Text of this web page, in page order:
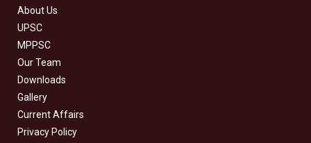
About Us
UPSC
MPPSC
Our Team
Downloads
Gallery
Current Affairs
Privacy Policy